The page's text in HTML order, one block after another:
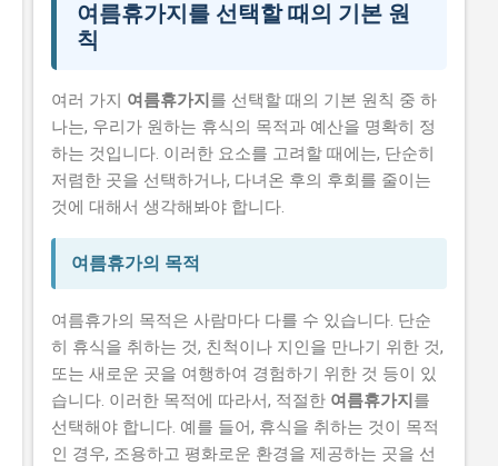
여름휴가지를 선택할 때의 기본 원
칙
여러 가지 여름휴가지 를 선택할 때의 기본 원칙 중 하
나는, 우리가 원하는 휴식의 목적과 예산을 명확히 정
하는 것입니다. 이러한 요소를 고려할 때에는, 단순히
저렴한 곳을 선택하거나, 다녀온 후의 후회를 줄이는
것에 대해서 생각해봐야 합니다.
여름휴가의 목적
여름휴가의 목적은 사람마다 다를 수 있습니다. 단순
히 휴식을 취하는 것, 친척이나 지인을 만나기 위한 것,
또는 새로운 곳을 여행하여 경험하기 위한 것 등이 있
습니다. 이러한 목적에 따라서, 적절한 여름휴가지 를
선택해야 합니다. 예를 들어, 휴식을 취하는 것이 목적
인 경우, 조용하고 평화로운 환경을 제공하는 곳을 선